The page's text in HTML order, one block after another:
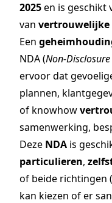
2025en is geschikt
van
Een
NDA (Non-
ervoor dat
plannen,
of knowhow
samenwerking,
Deze NDA is
particulieren,
of beide richtingen
kan kiezen of er